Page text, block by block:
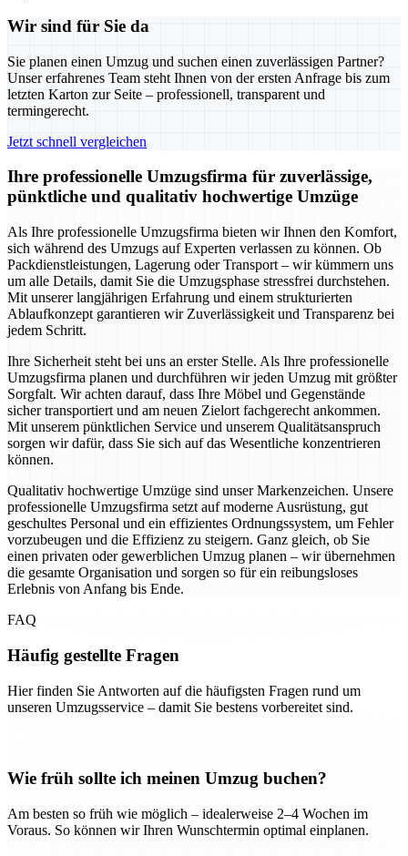
Wir sind für Sie da
Sie planen einen Umzug und suchen einen zuverlässigen Partner?
Unser erfahrenes Team steht Ihnen von der ersten Anfrage bis zum
letzten Karton zur Seite – professionell, transparent und
termingerecht.
Jetzt schnell vergleichen
Ihre professionelle Umzugsfirma für zuverlässige,
pünktliche und qualitativ hochwertige Umzüge
Als Ihre professionelle Umzugsfirma bieten wir Ihnen den Komfort,
sich während des Umzugs auf Experten verlassen zu können. Ob
Packdienstleistungen, Lagerung oder Transport – wir kümmern uns
um alle Details, damit Sie die Umzugsphase stressfrei durchstehen.
Mit unserer langjährigen Erfahrung und einem strukturierten
Ablaufkonzept garantieren wir Zuverlässigkeit und Transparenz bei
jedem Schritt.
Ihre Sicherheit steht bei uns an erster Stelle. Als Ihre professionelle
Umzugsfirma planen und durchführen wir jeden Umzug mit größter
Sorgfalt. Wir achten darauf, dass Ihre Möbel und Gegenstände
sicher transportiert und am neuen Zielort fachgerecht ankommen.
Mit unserem pünktlichen Service und unserem Qualitätsanspruch
sorgen wir dafür, dass Sie sich auf das Wesentliche konzentrieren
können.
Qualitativ hochwertige Umzüge sind unser Markenzeichen. Unsere
professionelle Umzugsfirma setzt auf moderne Ausrüstung, gut
geschultes Personal und ein effizientes Ordnungssystem, um Fehler
vorzubeugen und die Effizienz zu steigern. Ganz gleich, ob Sie
einen privaten oder gewerblichen Umzug planen – wir übernehmen
die gesamte Organisation und sorgen so für ein reibungsloses
Erlebnis von Anfang bis Ende.
FAQ
Häufig gestellte Fragen
Hier finden Sie Antworten auf die häufigsten Fragen rund um
unseren Umzugsservice – damit Sie bestens vorbereitet sind.
Wie früh sollte ich meinen Umzug buchen?
Am besten so früh wie möglich – idealerweise 2–4 Wochen im
Voraus. So können wir Ihren Wunschtermin optimal einplanen.